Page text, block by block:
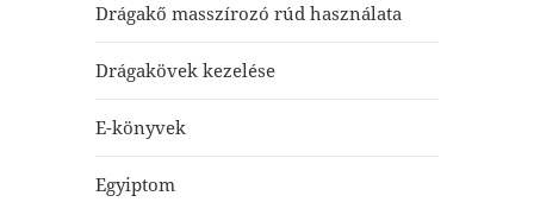
Drágakő masszírozó rúd használata
Drágakövek kezelése
E-könyvek
Egyiptom